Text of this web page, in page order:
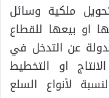
ملكية وسائل
او بيعها للقطاع
عن التدخل في
او التخطيط
لأنواع السلع